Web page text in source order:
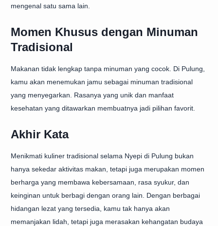
mengenal satu sama lain.
Momen Khusus dengan Minuman
Tradisional
Makanan tidak lengkap tanpa minuman yang cocok. Di Pulung,
kamu akan menemukan jamu sebagai minuman tradisional
yang menyegarkan. Rasanya yang unik dan manfaat
kesehatan yang ditawarkan membuatnya jadi pilihan favorit.
Akhir Kata
Menikmati kuliner tradisional selama Nyepi di Pulung bukan
hanya sekedar aktivitas makan, tetapi juga merupakan momen
berharga yang membawa kebersamaan, rasa syukur, dan
keinginan untuk berbagi dengan orang lain. Dengan berbagai
hidangan lezat yang tersedia, kamu tak hanya akan
memanjakan lidah, tetapi juga merasakan kehangatan budaya